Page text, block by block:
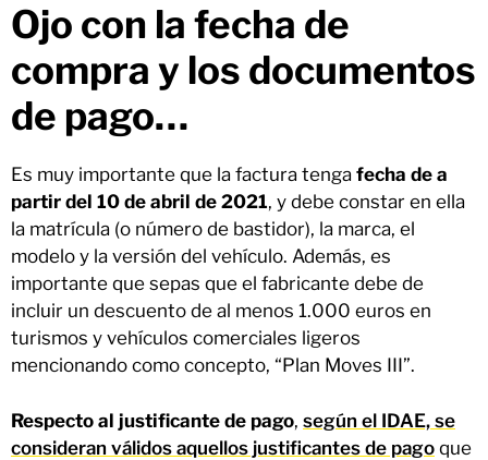
Ojo con la fecha de
compra y los documentos
de pago…
Es muy importante que la factura tenga fecha de a
partir del 10 de abril de 2021, y debe constar en ella
la matrícula (o número de bastidor), la marca, el
modelo y la versión del vehículo. Además, es
importante que sepas que el fabricante debe de
incluir un descuento de al menos 1.000 euros en
turismos y vehículos comerciales ligeros
mencionando como concepto, “Plan Moves III”.
Respecto al justificante de pago, según el IDAE, se
consideran válidos aquellos justificantes de pago que